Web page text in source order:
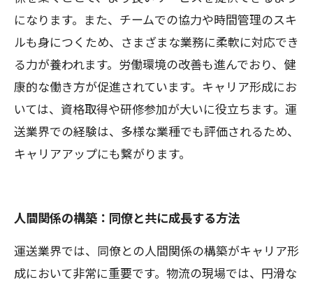
になります。また、チームでの協力や時間管理のスキ
ルも身につくため、さまざまな業務に柔軟に対応でき
る力が養われます。労働環境の改善も進んでおり、健
康的な働き方が促進されています。キャリア形成にお
いては、資格取得や研修参加が大いに役立ちます。運
送業界での経験は、多様な業種でも評価されるため、
キャリアアップにも繋がります。
人間関係の構築：同僚と共に成長する方法
運送業界では、同僚との人間関係の構築がキャリア形
成において非常に重要です。物流の現場では、円滑な